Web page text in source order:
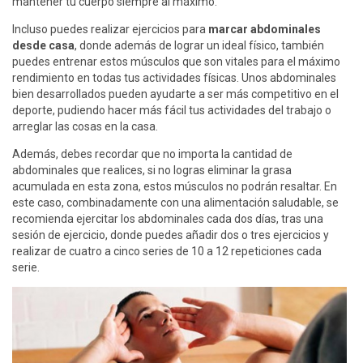
Incluso puedes realizar ejercicios para marcar abdominales
desde casa, donde además de lograr un ideal físico, también
puedes entrenar estos músculos que son vitales para el máximo
rendimiento en todas tus actividades físicas. Unos abdominales
bien desarrollados pueden ayudarte a ser más competitivo en el
deporte, pudiendo hacer más fácil tus actividades del trabajo o
arreglar las cosas en la casa.
Además, debes recordar que no importa la cantidad de
abdominales que realices, si no logras eliminar la grasa
acumulada en esta zona, estos músculos no podrán resaltar. En
este caso, combinadamente con una alimentación saludable, se
recomienda ejercitar los abdominales cada dos días, tras una
sesión de ejercicio, donde puedes añadir dos o tres ejercicios y
realizar de cuatro a cinco series de 10 a 12 repeticiones cada
serie.